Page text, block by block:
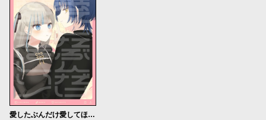
愛したぶんだけ愛してほしいっ！